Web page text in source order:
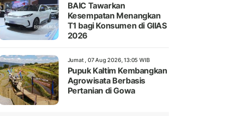
BAIC Tawarkan
Kesempatan Menangkan
T1 bagi Konsumen di GIIAS
2026
Jumat , 07 Aug 2026, 13:05 WIB
Pupuk Kaltim Kembangkan
Agrowisata Berbasis
Pertanian di Gowa